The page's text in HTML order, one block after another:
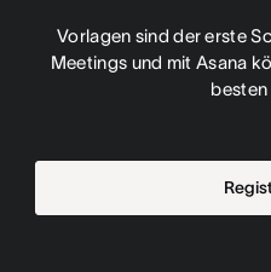
Vorlagen sind der erste
Meetings und mit Asana
besten